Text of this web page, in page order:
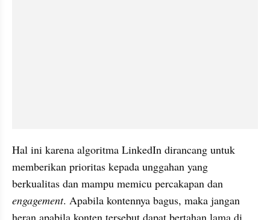
Hal ini karena algoritma LinkedIn dirancang untuk
memberikan prioritas kepada unggahan yang
engagement. Apabila kontennya bagus, maka jangan